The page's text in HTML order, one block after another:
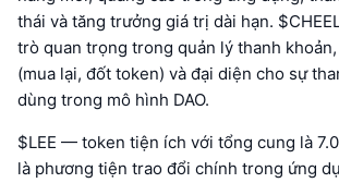
thái và tăng trưởng giá trị dài hạn.
trò quan trọng trong quản lý thanh
(mua lại, đốt token) và đại diện cho sự
dùng trong mô hình DAO.
$LEE — token tiện ích với tổng cung là
là phương tiện trao đổi chính trong ứng